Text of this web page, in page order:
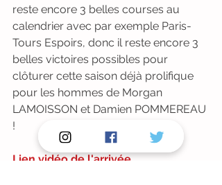
reste encore 3 belles courses au
calendrier avec par exemple Paris-
Tours Espoirs, donc il reste encore 3
belles victoires possibles pour
clôturer cette saison déjà prolifique
pour les hommes de Morgan
LAMOISSON et Damien POMMEREAU
!
Lien vidéo de l'arrivée.